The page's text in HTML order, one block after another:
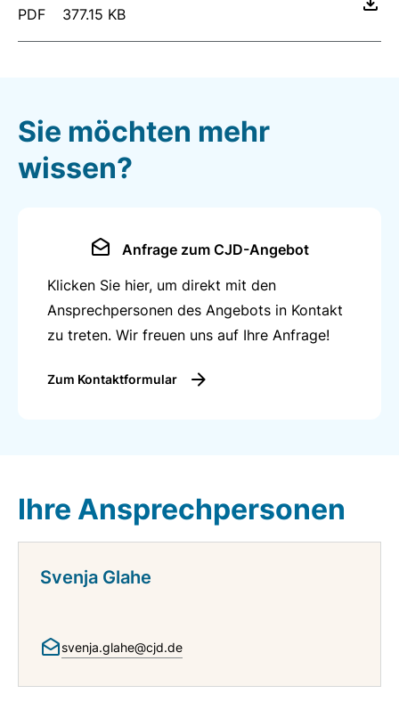
PDF 377.15 KB
Sie möchten mehr
wissen?
Anfrage zum CJD-Angebot
Klicken Sie hier, um direkt mit den
Ansprechpersonen des Angebots in Kontakt
zu treten. Wir freuen uns auf Ihre Anfrage!
Zum Kontaktformular
Ihre Ansprechpersonen
Svenja Glahe
svenja.glahe@cjd.de